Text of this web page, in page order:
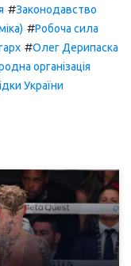
#Законодавство
#Робоча сила
#Олег Дерипаска
організація
України